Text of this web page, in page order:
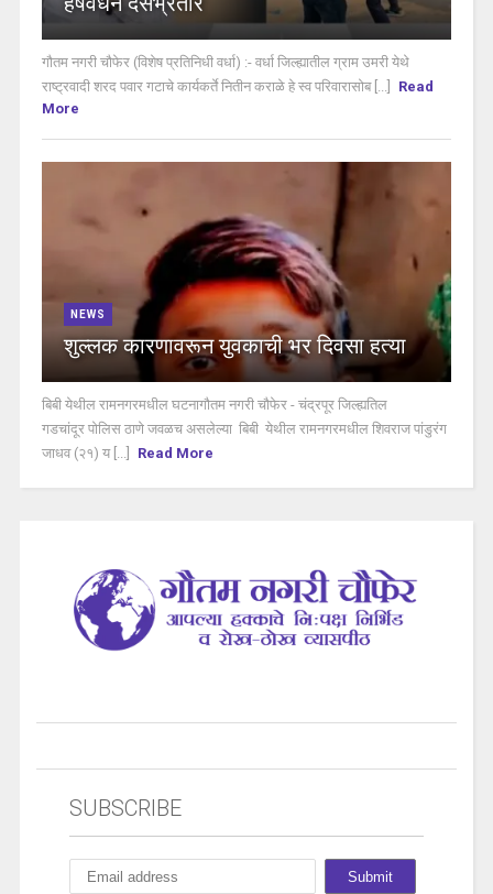
गौतम नगरी चौफेर (विशेष प्रतिनिधी वर्धा) :- वर्धा जिल्ह्यातील ग्राम उमरी येथे
राष्ट्रवादी शरद पवार गटाचे कार्यकर्ते नितीन कराळे हे स्व परिवारासोब [...]
Read
More
NEWS
शुल्लक कारणावरून युवकाची भर दिवसा हत्या
बिबी येथील रामनगरमधील घटनागौतम नगरी चौफेर - चंद्रपूर जिल्ह्यतिल
गडचांदूर पोलिस ठाणे जवळच असलेल्या बिबी येथील रामनगरमधील शिवराज पांडुरंग
जाधव (२१) य [...]
Read More
SUBSCRIBE